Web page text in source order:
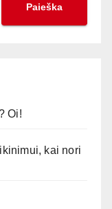
Paieška
Oi!
kai nori